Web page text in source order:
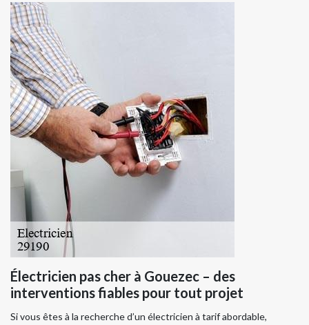
Électricien pas cher à Gouezec – des
interventions fiables pour tout projet
Si vous êtes à la recherche d’un électricien à tarif abordable,